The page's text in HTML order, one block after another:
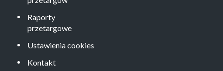
Raporty
przetargowe
Ustawienia cookies
Kontakt